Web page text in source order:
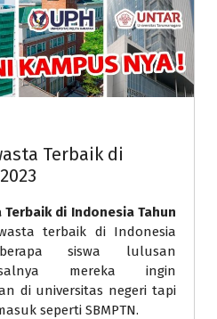
Terbaik di
di Indonesia Tahun
terbaik di Indonesia
siswa lulusan
mereka ingin
di universitas negeri tapi
seperti SBMPTN.